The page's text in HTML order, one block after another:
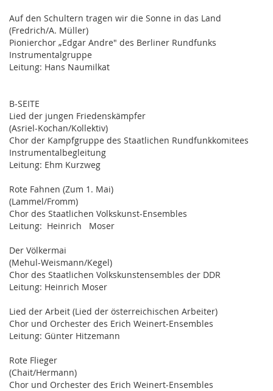
Auf den Schultern tragen wir die Sonne in das Land
(Fredrich/A. Müller)
Pionierchor „Edgar Andre" des Berliner Rundfunks
Instrumentalgruppe
Leitung: Hans Naumilkat
B-SEITE
Lied der jungen Friedenskämpfer
(Asriel-Kochan/Kollektiv)
Chor der Kampfgruppe des Staatlichen Rundfunkkomitees
Instrumentalbegleitung
Leitung: Ehm Kurzweg
Rote Fahnen (Zum 1. Mai)
(Lammel/Fromm)
Chor des Staatlichen Volkskunst-Ensembles
Leitung: Heinrich Moser
Der Völkermai
(Mehul-Weismann/Kegel)
Chor des Staatlichen Volkskunstensembles der DDR
Leitung: Heinrich Moser
Lied der Arbeit (Lied der österreichischen Arbeiter)
Chor und Orchester des Erich Weinert-Ensembles
Leitung: Günter Hitzemann
Rote Flieger
(Chait/Hermann)
Chor und Orchester des Erich Weinert-Ensembles